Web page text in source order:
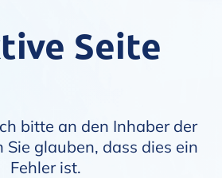
Seite
bitte an den Inhaber der
glauben, dass dies ein
Fehler ist.